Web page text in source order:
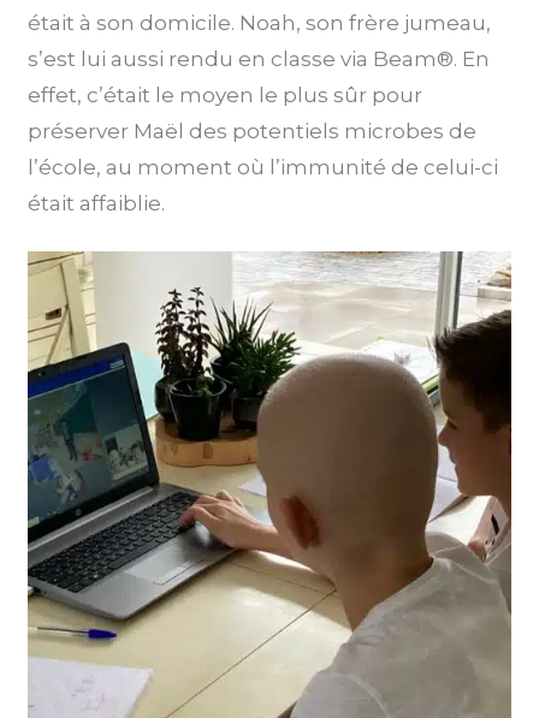
était à son domicile. Noah, son frère jumeau,
s’est lui aussi rendu en classe via Beam®. En
effet, c’était le moyen le plus sûr pour
préserver Maël des potentiels microbes de
l’école, au moment où l’immunité de celui-ci
était affaiblie.